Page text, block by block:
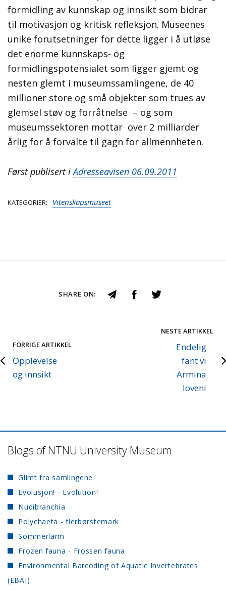
formidling av kunnskap og innsikt som bidrar
til motivasjon og kritisk refleksjon. Museenes
unike forutsetninger for dette ligger i å utløse
det enorme kunnskaps- og
formidlingspotensialet som ligger gjemt og
nesten glemt i museumssamlingene, de 40
millioner store og små objekter som trues av
glemsel støv og forråtnelse – og som
museumssektoren mottar over 2 milliarder
årlig for å forvalte til gagn for allmennheten.
Først publisert iAdresseavisen 06.09.2011
KATEGORIER Vitenskapsmuseet
SHARE ON:
FORRIGE ARTIKKEL
Opplevelse
og innsikt
NESTE ARTIKKEL
Endelig
fant vi
Armina
loveni
Blogs of NTNU University Museum
Glimt fra samlingene
Evolusjon! - Evolution!
Nudibranchia
Polychaeta - flerbørstemark
Sommerlarm
Frozen fauna - Frossen fauna
Environmental Barcoding of Aquatic Invertebrates
(EBAI)